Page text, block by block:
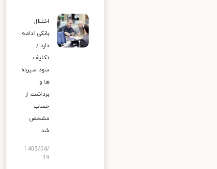
اختلال
بانکی ادامه
دارد /
تکلیف
سود سپرده
ها و
برداشت از
حساب
مشخص
شد
1405/04/
19